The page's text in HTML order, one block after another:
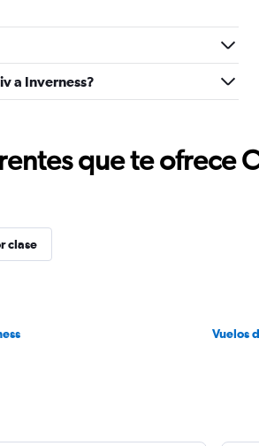
a Inverness?
que te ofrece
clase
Vuelos